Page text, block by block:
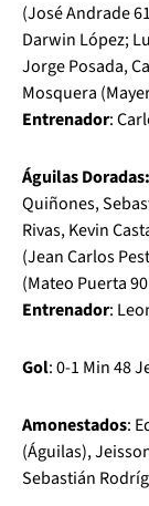
(José Andrade
Darwin López;
Jorge Posada,
Mosquera
Entrenador:
Águilas Doradas:
Quiñones,
Rivas, Kevin
(Jean Carlos
(Mateo Puerta
Entrenador:
Gol: 0-1 Min 48
Amonestados:
(Águilas),
Sebastián